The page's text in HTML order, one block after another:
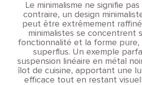
Le minimalisme ne signifie
contraire, un design
peut être extrêmement
minimalistes se concentrent
fonctionnalité et la forme pure,
superflus. Un exemple
suspension linéaire en métal
îlot de cuisine, apportant une
efficace tout en restant